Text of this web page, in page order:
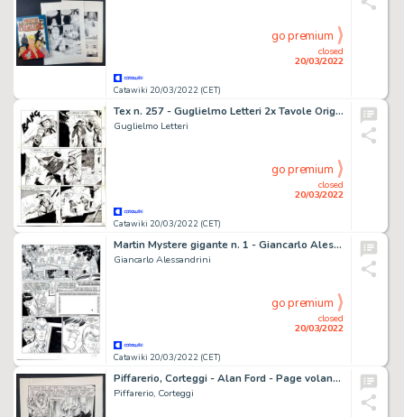
Catawiki 20/03/2022 (CET)
closed
20/03/2022
go premium
Tex n. 257 - Guglielmo Letteri 2x Tavole Originali "La pista nel cielo" - Page volante - Exemplaire unique - (1982)
Guglielmo Letteri
Catawiki 20/03/2022 (CET)
closed
20/03/2022
go premium
Martin Mystere gigante n. 1 - Giancarlo Alessandrini 3x Tavola Originale "Il segreto di san Nicola" - Page volante - Exemplaire unique - (1995)
Giancarlo Alessandrini
Catawiki 20/03/2022 (CET)
closed
20/03/2022
go premium
Piffarerio, Corteggi - Alan Ford - Page volante - Exemplaire unique - (1975)
Piffarerio, Corteggi